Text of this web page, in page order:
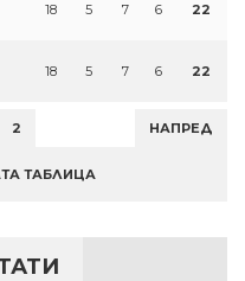
18 5 7 6 22
18 5 7 6 22
2 НАПРЕД
ТАБЛИЦА